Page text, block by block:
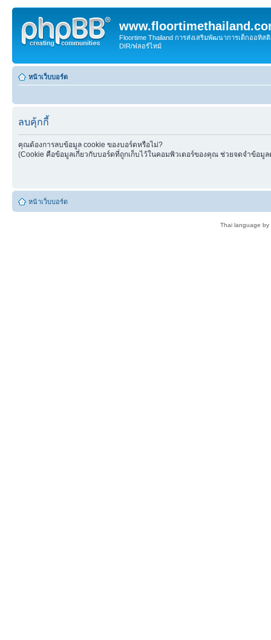
Floortime Thailand การส่งเสริมพัฒนาการเด็กออทิ
DIR/ฟลอร์ไทม์
หน้าเว็บบอร์ด
ลบคุ้กกี้
คุณต้องการลบข้อมูล cookie ของบอร์ดหรือไม่?
(Cookie คือข้อมูลเกี่ยวกับบอร์ดที่ถูกเก็บไว้ในคอมพิวเตอร์ของคุณ ช่วยจดจำข้อมูล
หน้าเว็บบอร์ด
Thai language by